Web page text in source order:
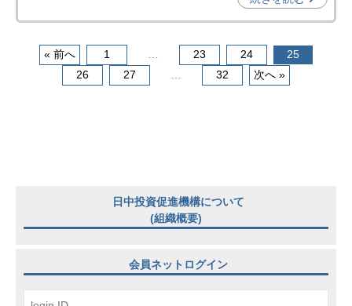
« 前へ 1 … 23 24
25
26
27 … 32 次へ »
日中投資促進機構について
(組織概要)
会員ネットログイン